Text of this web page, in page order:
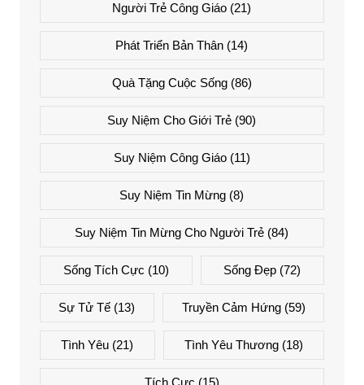
Người Trẻ Công Giáo (21)
Phát Triển Bản Thân (14)
Quà Tặng Cuộc Sống(86)
Suy Niệm Cho Giới Trẻ (90)
Suy Niệm Công Giáo(11)
Suy Niệm Tin Mừng (8)
Suy Niệm Tin Mừng Cho Người Trẻ (84)
Sống Tích Cực (10) Sống Đẹp (72)
Sự Tử Tế (13) Truyền Cảm Hứng(59)
Tình Yêu (21) Tình Yêu Thương(18)
Tích Cực (15)